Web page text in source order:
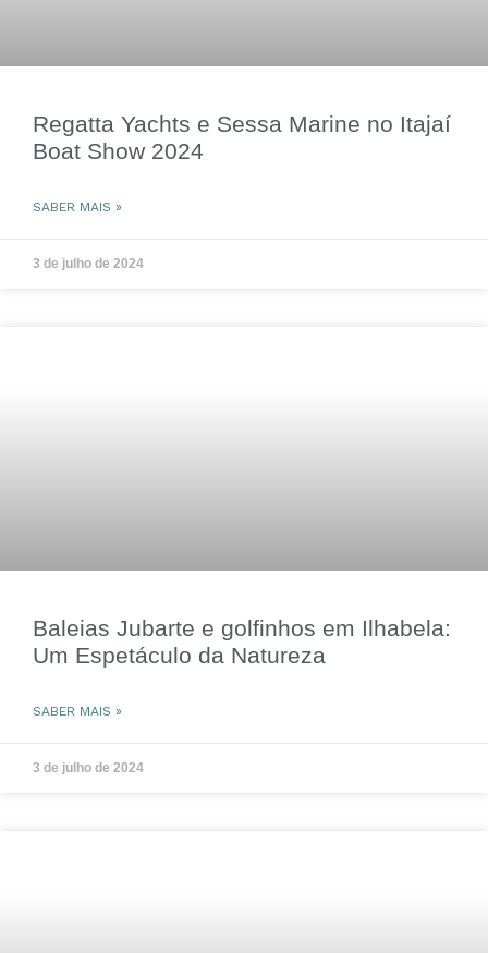
Regatta Yachts e Sessa Marine no Itajaí
Boat Show 2024
SABER MAIS »
3 de julho de 2024
Baleias Jubarte e golfinhos em Ilhabela:
Um Espetáculo da Natureza
SABER MAIS »
3 de julho de 2024